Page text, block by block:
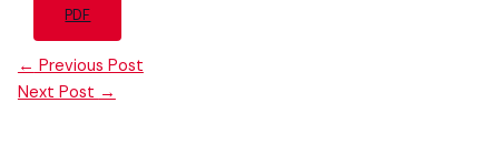
PDF
← Previous Post
Next Post →